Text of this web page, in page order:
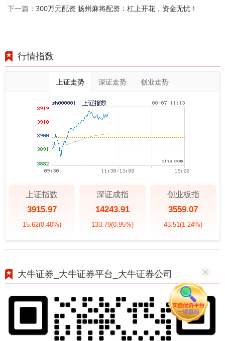
下一篇： 300万元配资 扬州麻将配资：杠上开花，资金无忧！
行情指数
上证走势 深证走势 创业走势
上证指数
3915.97
15.62(0.40%)
深证成指
14243.91
133.79(0.95%)
创业板指
3559.07
43.51(1.24%)
大牛证券_大牛证券平台_大牛证券公司